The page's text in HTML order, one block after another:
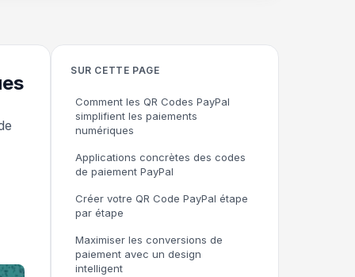
SUR CETTE PAGE
Comment les QR Codes PayPal
simplifient les paiements
numériques
Applications concrètes des codes
de paiement PayPal
Créer votre QR Code PayPal étape
par étape
Maximiser les conversions de
paiement avec un design
intelligent